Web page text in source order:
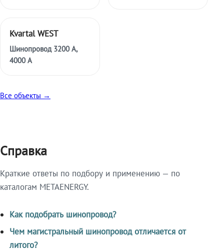
Kvartal WEST
Шинопровод 3200 А,
4000 А
Все объекты →
Справка
Краткие ответы по подбору и применению — по
каталогам METAENERGY.
Как подобрать шинопровод?
Чем магистральный шинопровод отличается от
литого?